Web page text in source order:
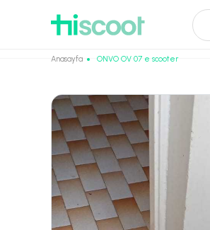
Anasayfa ONVO OV 07 e scooter